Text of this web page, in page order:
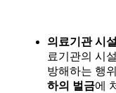
의료기관 시
료기관의 시
방해하는 행
하의 벌금에